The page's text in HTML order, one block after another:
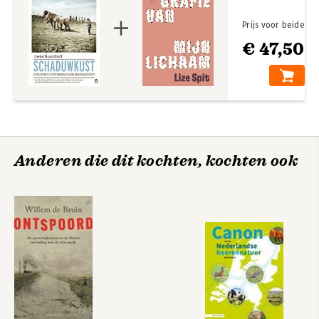
€ 47,50
Prijs voor beide
Anderen die dit kochten, kochten ook